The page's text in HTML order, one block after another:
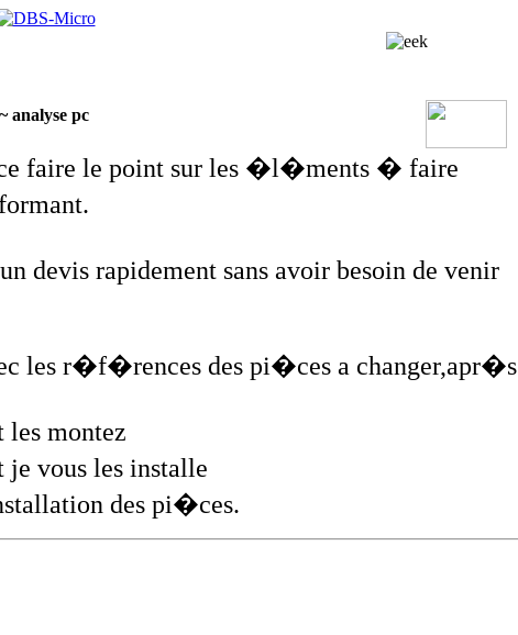
analyse pc
faire le point sur les �l�ments � faire
devis rapidement sans avoir besoin de venir
les r�f�rences des pi�ces a changer,apr�s
montez
vous les installe
des pi�ces.